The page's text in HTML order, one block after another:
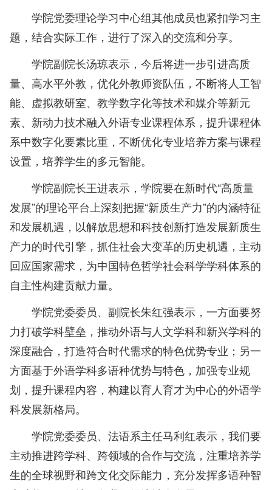
学院党委理论学习中心组其他成员也紧扣学习主
题，结合实际工作，进行了深入的交流和分享。
学院副院长汤琼表示，今后将进一步引进高质
量、高水平外教，优化外教师资队伍，不断将人工智
能、虚拟教研室、教学数字化等技术和媒介等新元
素、新动力技术融入外语专业课程体系，提升课程体
系中数字化要素比重，不断优化专业培养方案与课程
设置，培养学生的多元智能。
学院副院长王进表示，学院要在新时代“高质量
发展”的理论平台上深刻把握“新质生产力”的内涵特征
和发展机遇，以解放思想和科技创新打造发展新质生
产力的时代引擎，抓住社会大变革的历史机遇，主动
回应国家需求，为中国特色哲学社会科学学科体系的
自主性构建贡献力量。
学院党委委员、副院长朱红强表示，一方面要努
力打破学科壁垒，推动外语与人文学科和新兴学科的
深度融合，打造符合时代需求的特色优势专业；另一
方面基于外语学科多语种优势与特色，加强专业规
划，提升课程内容，构建以育人育才为中心的外语学
科发展新格局。
学院党委委员、法语系主任马利红表示，我们要
主动推进跨学科、跨领域的合作与交流，注重培养学
生的全球视野和跨文化交际能力，充分发挥多语种智